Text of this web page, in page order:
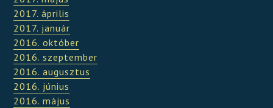
2017. április
2017. január
2016. október
2016. szeptember
2016. augusztus
2016. június
2016. május